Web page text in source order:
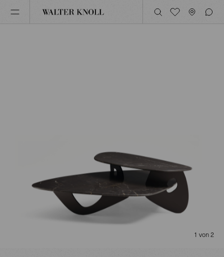
1 von 2